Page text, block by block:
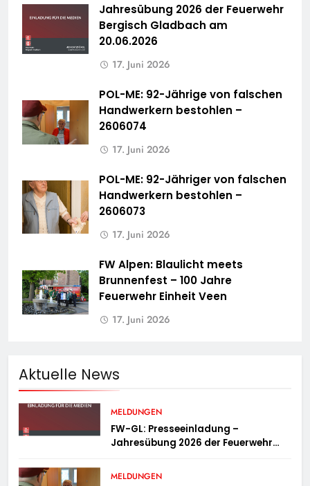
Jahresübung 2026 der Feuerwehr
Bergisch Gladbach am
20.06.2026
17. Juni 2026
POL-ME: 92-Jährige von falschen
Handwerkern bestohlen –
2606074
17. Juni 2026
POL-ME: 92-Jähriger von falschen
Handwerkern bestohlen –
2606073
17. Juni 2026
FW Alpen: Blaulicht meets
Brunnenfest – 100 Jahre
Feuerwehr Einheit Veen
17. Juni 2026
Aktuelle News
MELDUNGEN
FW-GL: Presseeinladung –
Jahresübung 2026 der Feuerwehr
MELDUNGEN